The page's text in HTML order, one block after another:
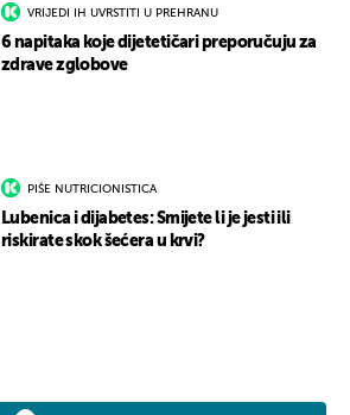
VRIJEDI IH UVRSTITI U PREHRANU
6 napitaka koje dijetetičari preporučuju za
zdrave zglobove
PIŠE NUTRICIONISTICA
Lubenica i dijabetes: Smijete li je jesti ili
riskirate skok šećera u krvi?